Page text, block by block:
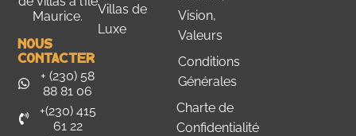
Maurice.
Nous
Contacter
+ (230) 58
88 81 06
+(230) 415
61 22
Villas de
Luxe
Vision,
Valeurs
Conditions
Générales
Charte de
Confidentialité